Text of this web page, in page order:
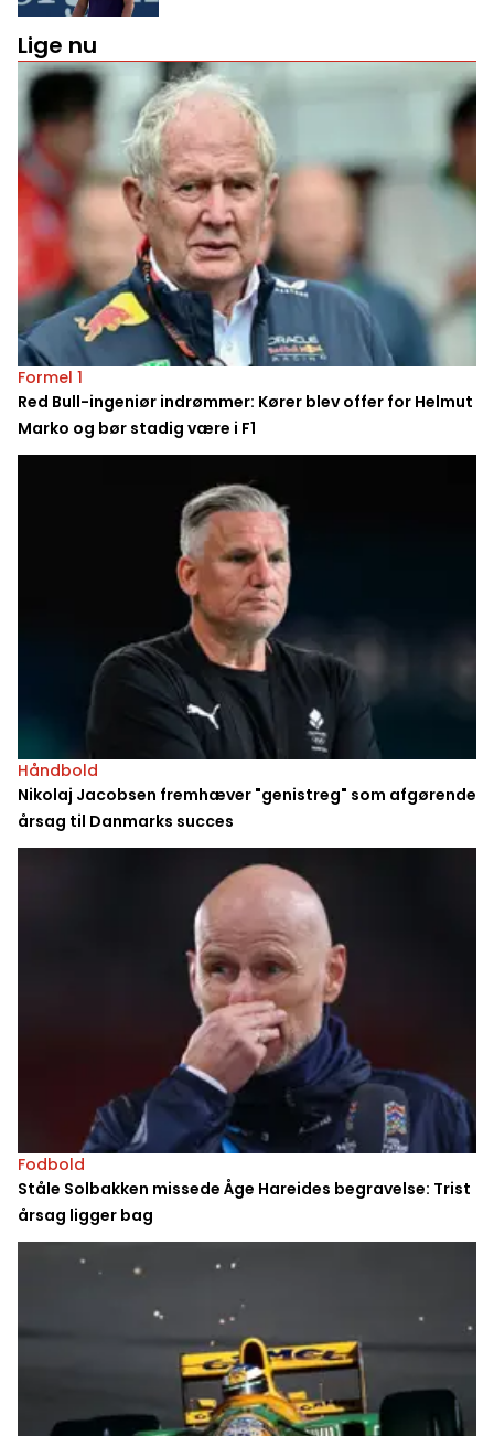
Lige nu
Formel 1
Red Bull-ingeniør indrømmer: Kører blev offer for Helmut
Marko og bør stadig være i F1
Håndbold
Nikolaj Jacobsen fremhæver "genistreg" som afgørende
årsag til Danmarks succes
Fodbold
Ståle Solbakken missede Åge Hareides begravelse: Trist
årsag ligger bag